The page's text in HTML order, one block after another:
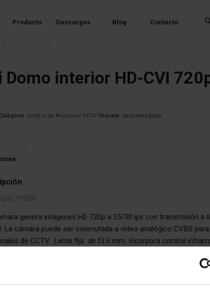
Producto Descargas Blog Contacto
Domo interior HD-CVI
Categoría: Control de Accesos/ CCTV Etiqueta: descatalogado
91030
genera imágenes HD 720p a 25/30 ips con transmisión a
La cámara puede ser conmutada a video analógico CVBS
de CCTV. Lente fija de f3.6 mm. Incorpora control